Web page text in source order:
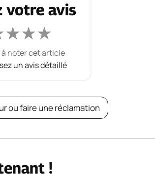
votre avis
★★★
à noter cet article
un avis détaillé
ou faire une réclamation
!